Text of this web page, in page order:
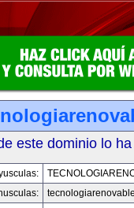
este dominio lo